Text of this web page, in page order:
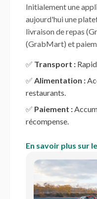
Initialement une
aujourd'hui une
livraison de repas
(GrabMart) et
✅ Transport :
✅Alimentation :
restaurants.
✅ Paiement :
récompense.
En savoir plus sur